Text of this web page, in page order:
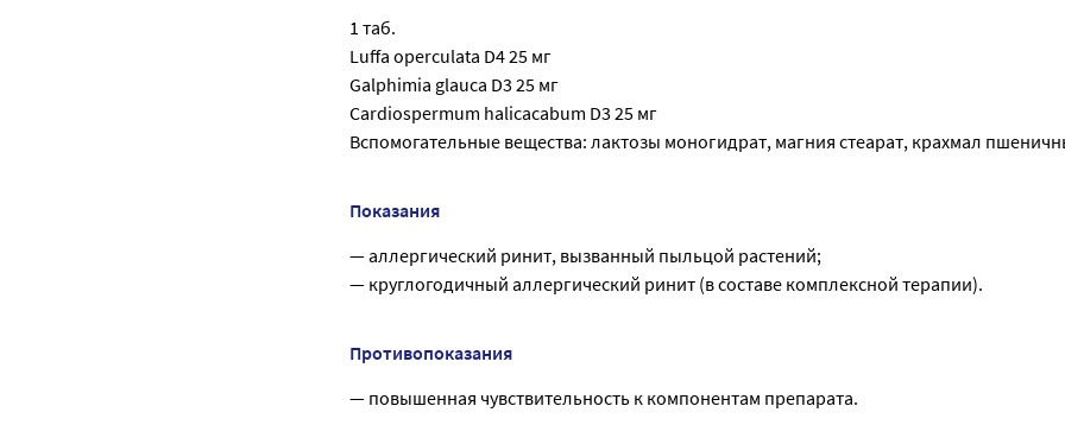
1 таб.
Luffa operculata D4 25 мг
Galphimia glauca D3 25 мг
Cardiospermum halicacabum D3 25 мг
Вспомогательные вещества: лактозы моногидрат, магния стеарат, крахмал
Показания
— аллергический ринит, вызванный пыльцой растений;
— круглогодичный аллергический ринит (в составе комплексной терапии).
Противопоказания
— повышенная чувствительность к компонентам препарата.